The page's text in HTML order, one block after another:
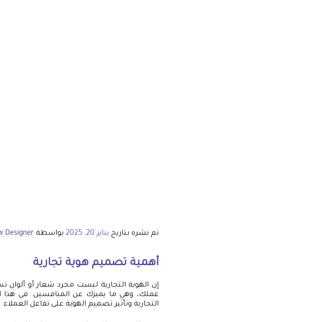
تم نشره بتاريخ يناير 20, 2025 بواسطة Designer
أهمية تصميم هوية تجارية
إن الهوية التجارية ليست مجرد شعار أو
عملك، وهي ما يميزك عن المنافسين. في هذا
التجارية وتأثير تصميم الهوية على تفاعل العملاء.